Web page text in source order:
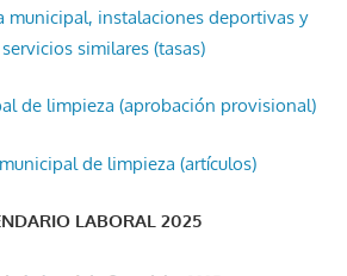
municipal, instalaciones deportivas y
similares (tasas)
de limpieza (aprobación provisional)
de limpieza (artículos)
LABORAL 2025